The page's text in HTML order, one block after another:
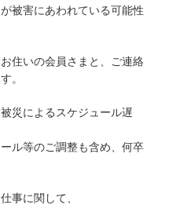
被害にあわれている可能性
住いの会員さまと、ご連絡
。
災によるスケジュール遅
ル等のご調整も含め、何卒
事に関して、